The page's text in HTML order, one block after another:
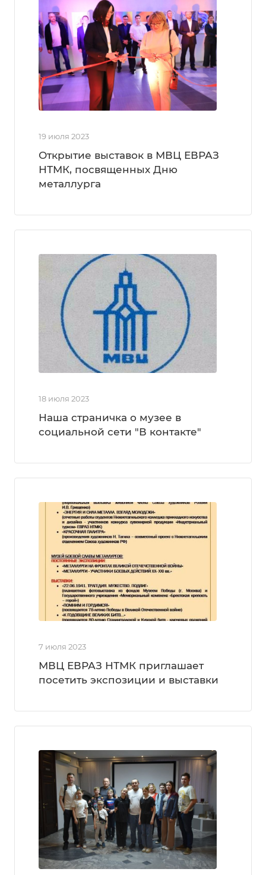
19 июля 2023
Открытие выставок в МВЦ ЕВРАЗ
НТМК, посвященных Дню
металлурга
18 июля 2023
Наша страничка о музее в
социальной сети "В контакте"
7 июля 2023
МВЦ ЕВРАЗ НТМК приглашает
посетить экспозиции и выставки